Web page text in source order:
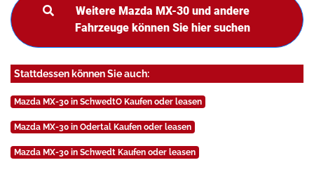
Weitere Mazda MX-30 und andere
Fahrzeuge können Sie hier suchen
Stattdessen können Sie auch:
Mazda MX-30 in SchwedtO Kaufen oder leasen
Mazda MX-30 in Odertal Kaufen oder leasen
Mazda MX-30 in Schwedt Kaufen oder leasen